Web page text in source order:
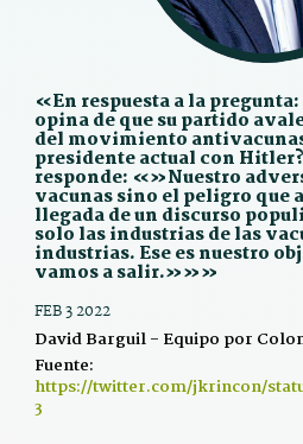
«En respuesta a la
opina de que su partido
del movimiento
presidente actual con
responde: «»Nuestro
vacunas sino el peligro que
llegada de un discurso
solo las industrias de las
industrias. Ese es nuestro
vamos a salir.»»»
FEB 3 2022
David Barguil - Equipo por
Fuente:
https://twitter.com/jkrincon/
3